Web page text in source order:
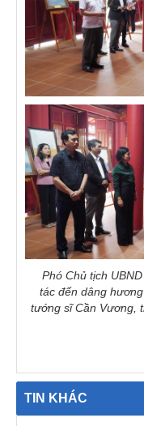
Phó Chủ tịch
tác đến dâng
tướng sĩ Cần Vương,
TIN KHÁC